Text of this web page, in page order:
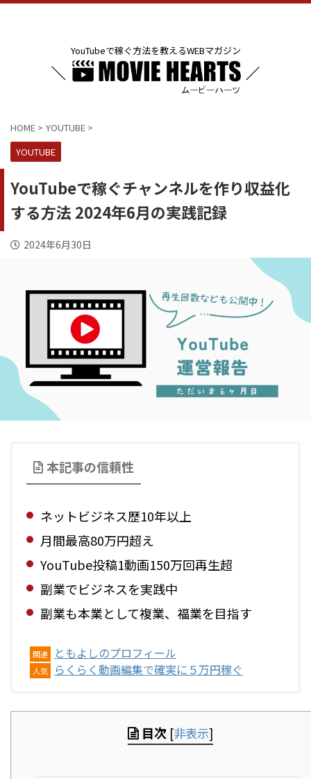
YouTubeで稼ぐ方法を教えるWEBマガジン
HOME > YOUTUBE >
YOUTUBE
YouTubeで稼ぐチャンネルを作り収益化
する方法 2024年6月の実践記録
2024年6月30日
本記事の信頼性
ネットビジネス歴10年以上
月間最高80万円超え
YouTube投稿1動画150万回再生超
副業でビジネスを実践中
副業も本業として複業、福業を目指す
関連 ともよしのプロフィール
人気 らくらく動画編集で確実に５万円稼ぐ
目次 [非表示]